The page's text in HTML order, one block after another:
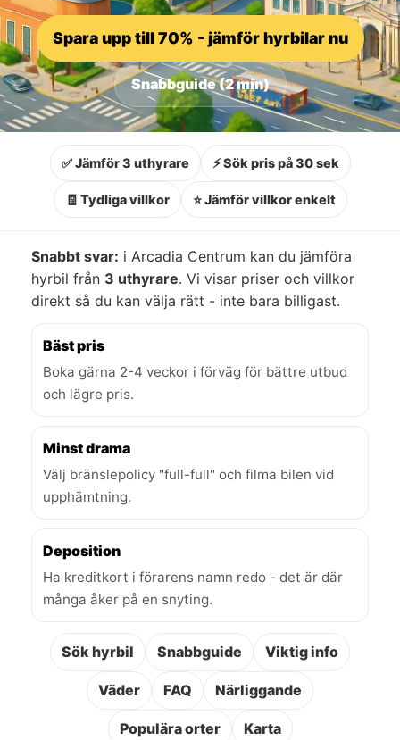
Spara upp till 70% - jämför hyrbilar nu
Snabbguide (2 min)
✅ Jämför 3 uthyrare ⚡ Sök pris på 30 sek
🧾 Tydliga villkor ⭐ Jämför villkor enkelt
Snabbt svar: i Arcadia Centrum kan du jämföra
hyrbil från 3 uthyrare. Vi visar priser och villkor
direkt så du kan välja rätt - inte bara billigast.
Bäst pris
Boka gärna 2-4 veckor i förväg för bättre utbud
och lägre pris.
Minst drama
Välj bränslepolicy "full-full" och filma bilen vid
upphämtning.
Deposition
Ha kreditkort i förarens namn redo - det är där
många åker på en snyting.
Sök hyrbil Snabbguide Viktig info
Väder FAQ Närliggande
Populära orter Karta